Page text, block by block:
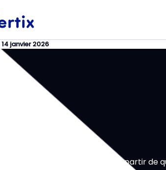
14 janvier 2026
n’est plus rentable en 2026 : à partir de